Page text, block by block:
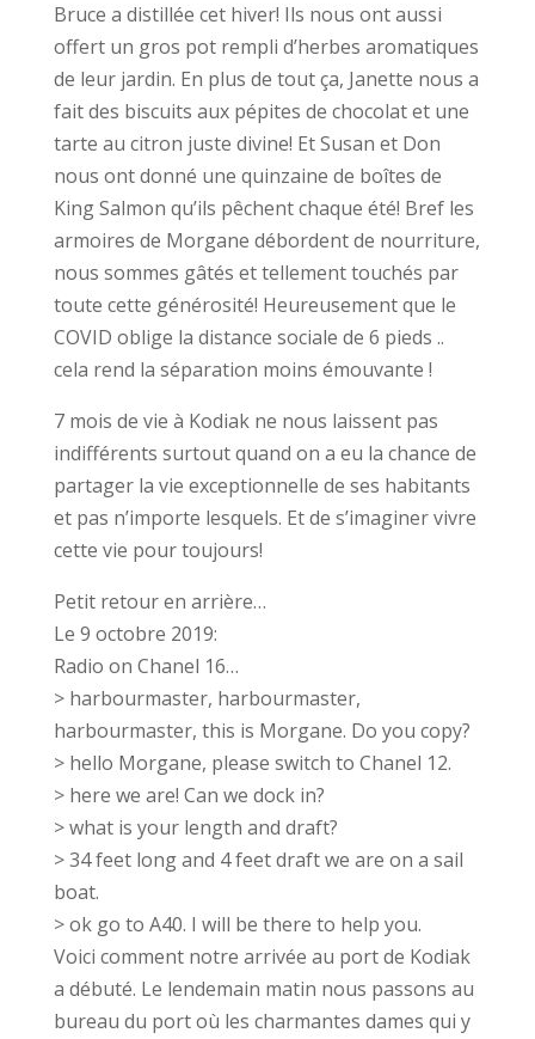
Bruce a distillée cet hiver! Ils nous ont aussi
offert un gros pot rempli d’herbes aromatiques
de leur jardin. En plus de tout ça, Janette nous a
fait des biscuits aux pépites de chocolat et une
tarte au citron juste divine! Et Susan et Don
nous ont donné une quinzaine de boîtes de
King Salmon qu’ils pêchent chaque été! Bref les
armoires de Morgane débordent de nourriture,
nous sommes gâtés et tellement touchés par
toute cette générosité! Heureusement que le
COVID oblige la distance sociale de 6 pieds ..
cela rend la séparation moins émouvante !
7 mois de vie à Kodiak ne nous laissent pas
indifférents surtout quand on a eu la chance de
partager la vie exceptionnelle de ses habitants
et pas n’importe lesquels. Et de s’imaginer vivre
cette vie pour toujours!
Petit retour en arrière…
Le 9 octobre 2019:
Radio on Chanel 16…
> harbourmaster, harbourmaster,
harbourmaster, this is Morgane. Do you copy?
> hello Morgane, please switch to Chanel 12.
> here we are! Can we dock in?
> what is your length and draft?
> 34 feet long and 4 feet draft we are on a sail
boat.
> ok go to A40. I will be there to help you.
Voici comment notre arrivée au port de Kodiak
a débuté. Le lendemain matin nous passons au
bureau du port où les charmantes dames qui y